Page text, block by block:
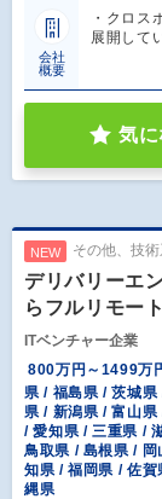
会社
概要
・クロス
展開して
気に
NEW その他、技術
デリバリーエ
らフルリモー
ITベンチャー企業
800万円～1499万
県 / 福島県 / 茨城
県 / 新潟県 / 富山
/ 愛知県 / 三重県 /
鳥取県 / 島根県 /
知県 / 福岡県 / 佐
縄県